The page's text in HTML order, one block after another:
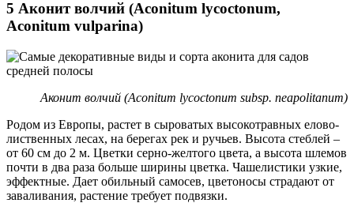
5 Аконит волчий (Aconitum lycoctonum,
Aconitum vulparina)
Аконит волчий (Aconitum lycoctonum subsp. neapolitanum)
Родом из Европы, растет в сыроватых высокотравных елово-
лиственных лесах, на берегах рек и ручьев. Высота стеблей –
от 60 см до 2 м. Цветки серно-желтого цвета, а высота шлемов
почти в два раза больше ширины цветка. Чашелистики узкие,
эффектные. Дает обильный самосев, цветоносы страдают от
заваливания, растение требует подвязки.